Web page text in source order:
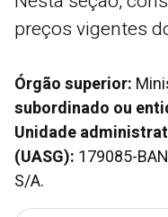
preços vigentes
Órgão superior:
subordinado ou
Unidade
(UASG): 179085-
S/A.